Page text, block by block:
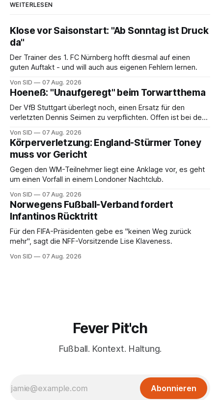
WEITERLESEN
Klose vor Saisonstart: "Ab Sonntag ist Druck
da"
Der Trainer des 1. FC Nürnberg hofft diesmal auf einen
guten Auftakt - und will auch aus eigenen Fehlern lernen.
Von SID 07 Aug. 2026
Hoeneß: "Unaufgeregt" beim Torwartthema
Der VfB Stuttgart überlegt noch, einen Ersatz für den
verletzten Dennis Seimen zu verpflichten. Offen ist bei den
Von SID 07 Aug. 2026
Körperverletzung: England-Stürmer Toney
muss vor Gericht
Gegen den WM-Teilnehmer liegt eine Anklage vor, es geht
um einen Vorfall in einem Londoner Nachtclub.
Von SID 07 Aug. 2026
Norwegens Fußball-Verband fordert
Infantinos Rücktritt
Für den FIFA-Präsidenten gebe es "keinen Weg zurück
mehr", sagt die NFF-Vorsitzende Lise Klaveness.
Von SID 07 Aug. 2026
Fever Pit'ch
Fußball. Kontext. Haltung.
Abonnieren